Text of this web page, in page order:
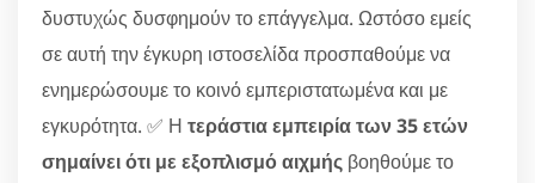
δυστυχώς δυσφημούν το επάγγελμα. Ωστόσο εμείς
σε αυτή την έγκυρη ιστοσελίδα προσπαθούμε να
ενημερώσουμε το κοινό εμπεριστατωμένα και με
εγκυρότητα. ✅ Η τεράστια εμπειρία των 35 ετών
σημαίνει ότι με εξοπλισμό αιχμής βοηθούμε το